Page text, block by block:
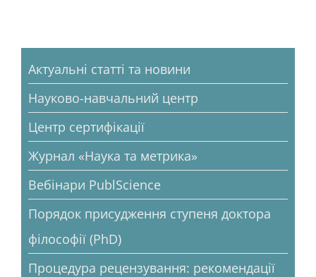
Актуальні статті та новини
Науково-навчальний центр
Центр сертифікації
Журнал «Наука та метрика»
Вебінари PublScience
Порядок присудження ступеня доктора
філософії (PhD)
Процедура рецензування: рекомендації